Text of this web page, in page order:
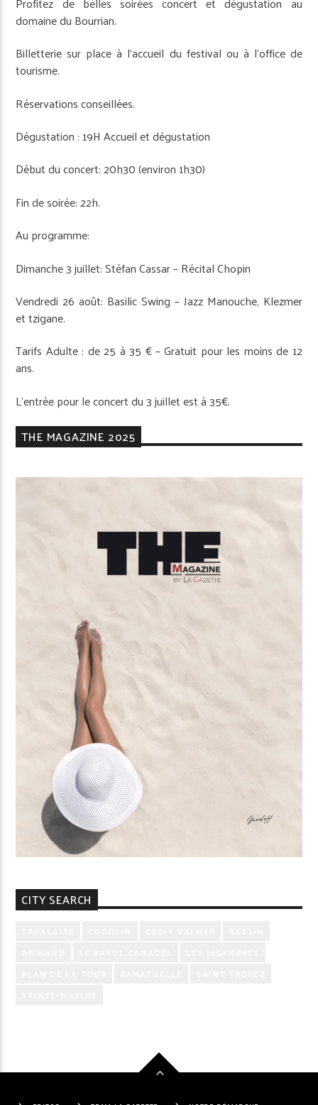
domaine du Bourrian.
Billetterie sur place à l’accueil du festival ou à l’office de
tourisme.
Réservations conseillées.
Dégustation : 19H Accueil et dégustation
Début du concert: 20h30 (environ 1h30)
Fin de soirée: 22h.
Au programme:
Dimanche 3 juillet: Stéfan Cassar – Récital Chopin
Vendredi 26 août: Basilic Swing – Jazz Manouche, Klezmer
et tzigane.
Tarifs Adulte : de 25 à 35 € – Gratuit pour les moins de 12
ans.
L’entrée pour le concert du 3 juillet est à 35€.
THE MAGAZINE 2025
CITY SEARCH